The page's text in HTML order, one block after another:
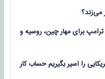
می‌زند؟
برای مهار چین، روسیه و
روزی که ۱۰۰ نفر آمریکایی را اسیر بگیریم حساب کار